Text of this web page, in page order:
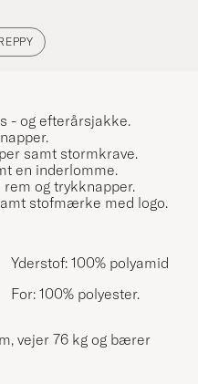
- og efterårsjakke.
samt stormkrave.
en inderlomme.
og trykknapper.
stofmærke med logo.
Yderstof: 100% polyamid
For: 100% polyester.
vejer 76 kg og bærer